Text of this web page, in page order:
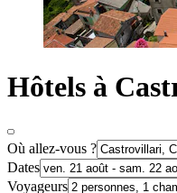
Hôtels à
Où allez-vous ?
Dates
Voyageurs